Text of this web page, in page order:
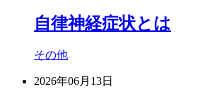
自律神経症状とは
その他
2026年06月13日